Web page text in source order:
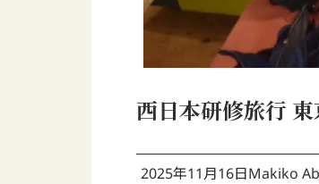
西日本研修旅行
2025年11月16日Makiko